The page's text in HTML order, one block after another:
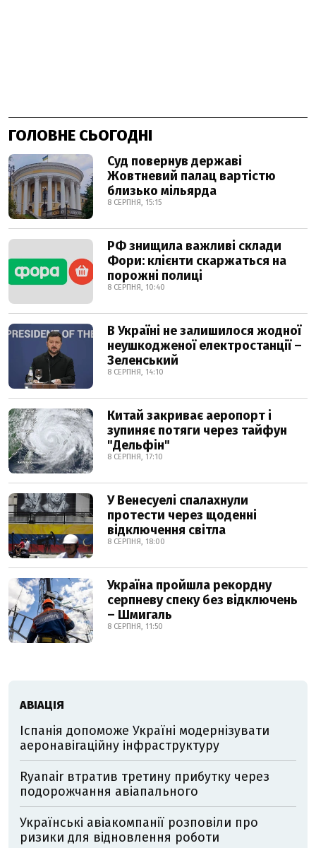
ГОЛОВНЕ СЬОГОДНІ
Суд повернув державі
Жовтневий палац вартістю
близько мільярда
8 СЕРПНЯ, 15:15
РФ знищила важливі склади
Фори: клієнти скаржаться на
порожні полиці
8 СЕРПНЯ, 10:40
В Україні не залишилося жодної
неушкодженої електростанції –
Зеленський
8 СЕРПНЯ, 14:10
Китай закриває аеропорт і
зупиняє потяги через тайфун
"Дельфін"
8 СЕРПНЯ, 17:10
У Венесуелі спалахнули
протести через щоденні
відключення світла
8 СЕРПНЯ, 18:00
Україна пройшла рекордну
серпневу спеку без відключень
– Шмигаль
8 СЕРПНЯ, 11:50
АВІАЦІЯ
Іспанія допоможе Україні модернізувати
аеронавігаційну інфраструктуру
Ryanair втратив третину прибутку через
подорожчання авіапального
Українські авіакомпанії розповіли про
ризики для відновлення роботи